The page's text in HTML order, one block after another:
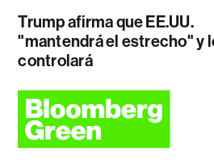
Trump afirma que EE.UU.
"mantendrá el estrecho" y
controlará